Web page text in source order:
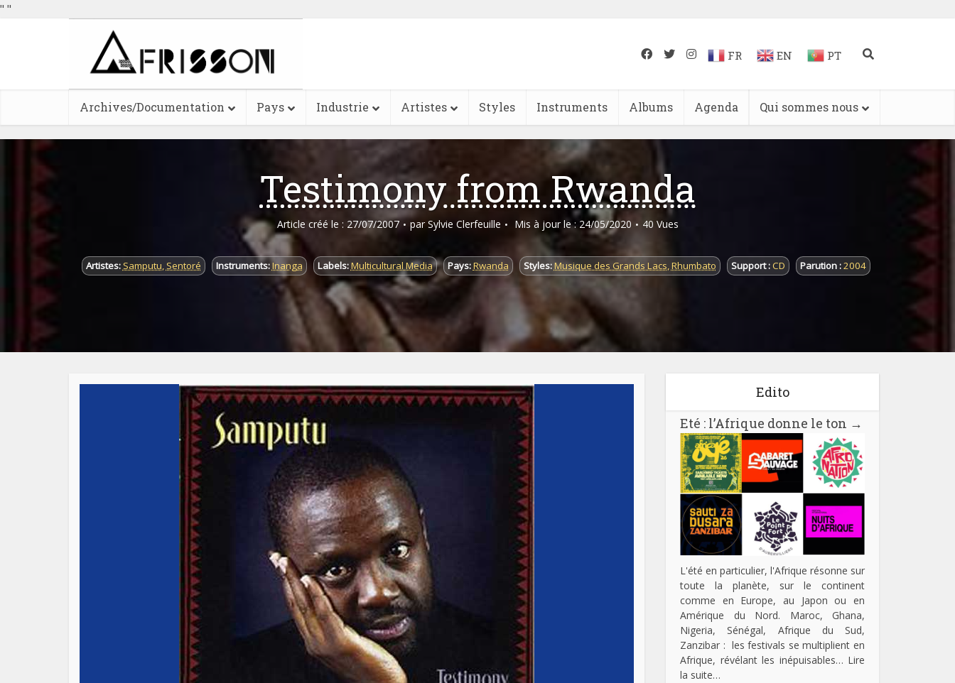
" "
FR EN PT
Archives/Documentation Pays Industrie Artistes Styles Instruments Albums Agenda Qui sommes nous
Testimony from Rwanda
Article créé le : 27/07/2007 par Sylvie Clerfeuille Mis à jour le : 24/05/2020 40 Vues
Artistes: Samputu, Sentoré Instruments: Inanga Labels:Multicultural Media Pays:Rwanda Styles:Musique des Grands Lacs,Rhumbato Support :CD Parution :2004
Edito
Eté : l’Afrique donne le ton →
L'été en particulier, l'Afrique résonne sur
toute la planète, sur le continent
comme en Europe, au Japon ou en
Amérique du Nord. Maroc, Ghana,
Nigeria, Sénégal, Afrique du Sud,
Zanzibar : les festivals se multiplient en
Afrique, révélant les inépuisables… Lire
la suite…